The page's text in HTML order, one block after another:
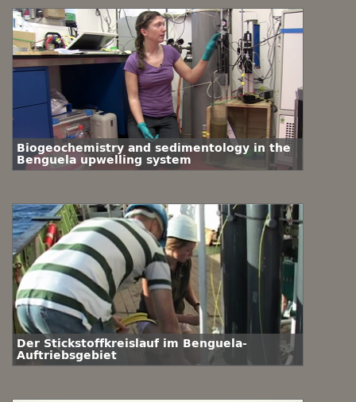
Biogeochemistry and sedimentology in the
Benguela upwelling system
Der Stickstoffkreislauf im Benguela-
Auftriebsgebiet